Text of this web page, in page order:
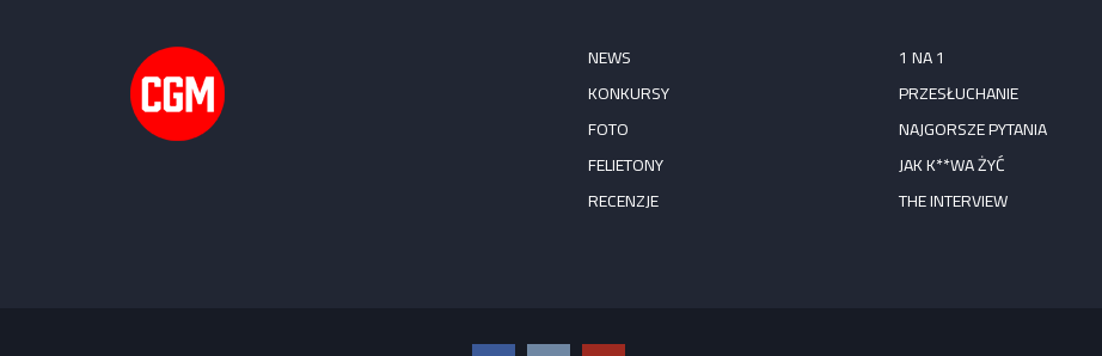
NEWS
KONKURSY
FOTO
FELIETONY
RECENZJE
1 NA 1
PRZESŁUCHANIE
NAJGORSZE PYTANIA
JAK K**WA ŻYĆ
THE INTERVIEW